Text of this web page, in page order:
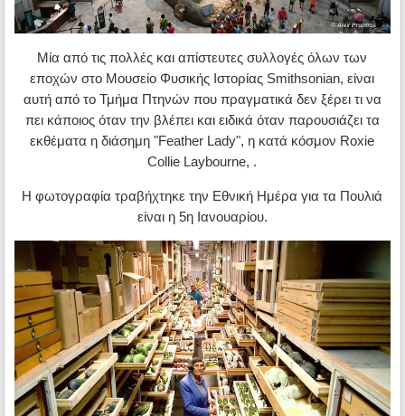
Μία από τις πολλές και απίστευτες συλλογές όλων των
εποχών στο Μουσείο Φυσικής Ιστορίας Smithsonian, είναι
αυτή από το Τμήμα Πτηνών που πραγματικά δεν ξέρει τι να
πει κάποιος όταν την βλέπει και ειδικά όταν παρουσιάζει τα
εκθέματα η διάσημη "Feather Lady", η κατά κόσμον Roxie
Collie Laybourne, .
Η φωτογραφία τραβήχτηκε την Εθνική Ημέρα για τα Πουλιά
είναι η 5η Ιανουαρίου.